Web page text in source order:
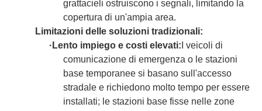
grattacieli ostruiscono i segnali, limitando la
copertura di un'ampia area.
Limitazioni delle soluzioni tradizionali:
· Lento impiego e costi elevati: I veicoli di
comunicazione di emergenza o le stazioni
base temporanee si basano sull'accesso
stradale e richiedono molto tempo per essere
installati; le stazioni base fisse nelle zone